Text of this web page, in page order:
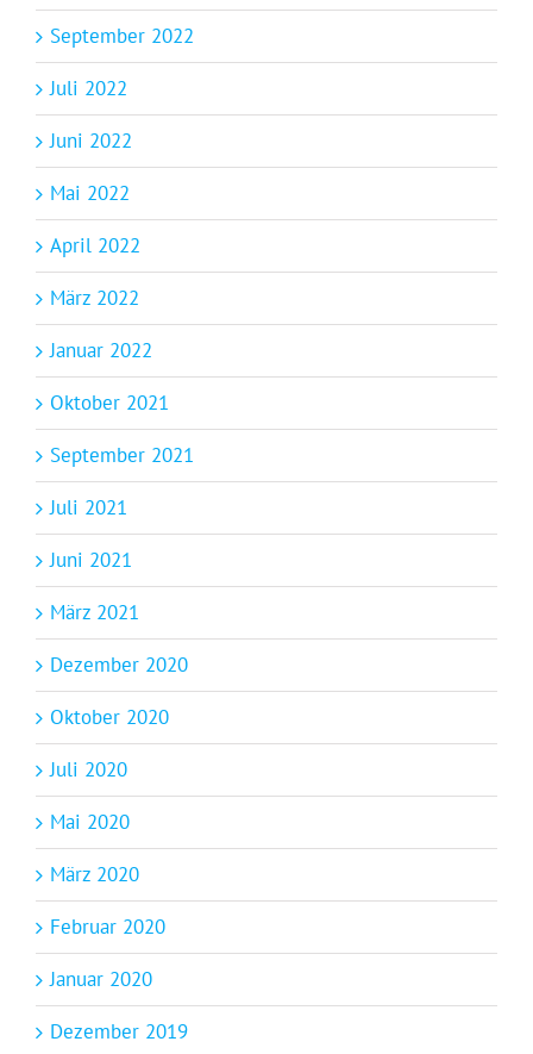
September 2022
Juli 2022
Juni 2022
Mai 2022
April 2022
März 2022
Januar 2022
Oktober 2021
September 2021
Juli 2021
Juni 2021
März 2021
Dezember 2020
Oktober 2020
Juli 2020
Mai 2020
März 2020
Februar 2020
Januar 2020
Dezember 2019